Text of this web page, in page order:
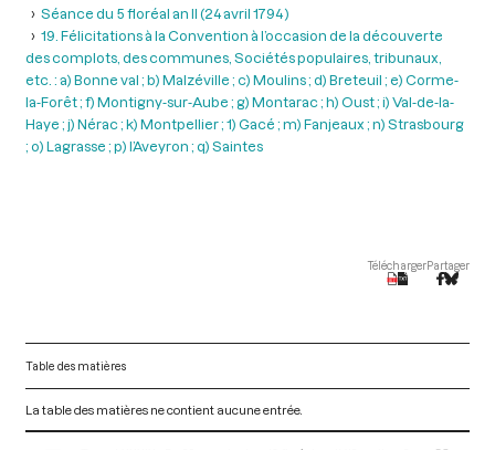
Séance du 5 floréal an II (24 avril 1794 )
19. Félicitations à la Convention à l’occasion de la découverte
des complots, des communes, Sociétés populaires, tribunaux,
etc. : a) Bonne val ; b) Malzéville ; c) Moulins ; d) Breteuil ; e) Corme-
la-Forêt ; f) Montigny-sur-Aube ; g) Montarac ; h) Oust ; i) Val-de-la-
Haye ; j) Nérac ; k) Montpellier ; 1) Gacé ; m) Fanjeaux ; n) Strasbourg
; o) Lagrasse ; p) l’Aveyron ; q) Saintes
TéléchargerPartager
Table des matières
La table des matières ne contient aucune entrée.